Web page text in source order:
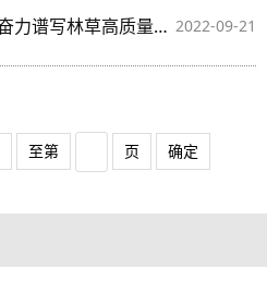
2022-09-21
践行习近平生态文明思想 奋力谱写林草高质量发展新篇章
至第 页 确定